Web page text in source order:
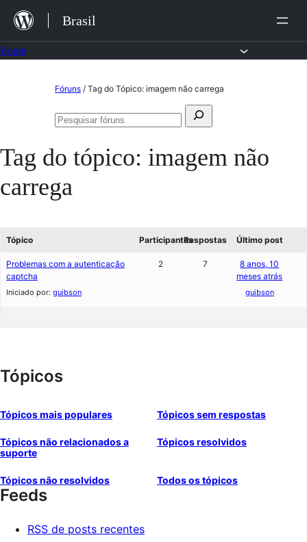
para
o
Brasil
Fóruns / Tag do Tópico: imagem não carrega
Pesquisar
Pesquisar
Tag do tópico: imagem não
carrega
Tópico ParticipantesRespostas Último post
Problemas com a autenticação
captcha
Iniciado por: guibson
2 7
8 anos, 10
meses atrás
guibson
Tópicos
Tópicos mais populares Tópicos sem respostas
Tópicos não relacionados a
suporte
Tópicos resolvidos
Tópicos não resolvidos Todos os tópicos
Feeds
RSS de posts recentes